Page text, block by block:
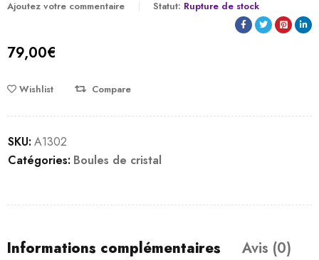
Ajoutez votre commentaire Statut: Rupture de stock
79,00€
Wishlist Compare
SKU: A1302
Catégories: Boules de cristal
Informations complémentaires Avis (0)